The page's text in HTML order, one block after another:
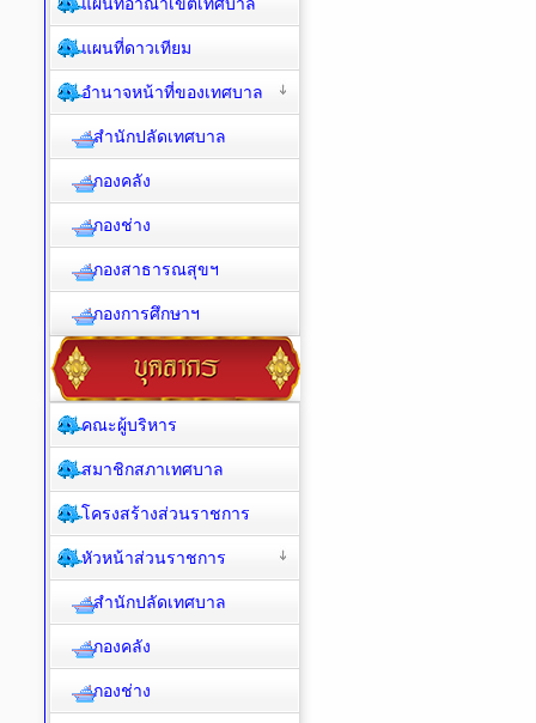
แผนที่ดาวเทียม
อำนาจหน้าที่ของเทศบาล
สำนักปลัดเทศบาล
กองคลัง
กองช่าง
กองสาธารณสุขฯ
กองการศึกษาฯ
คณะผู้บริหาร
สมาชิกสภาเทศบาล
โครงสร้างส่วนราชการ
หัวหน้าส่วนราชการ
สำนักปลัดเทศบาล
กองคลัง
กองช่าง